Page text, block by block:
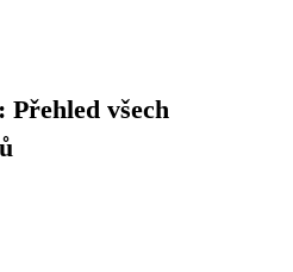
Přehled všech